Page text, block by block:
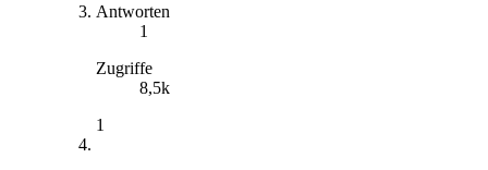
Antworten
1
Zugriffe
8,5k
1